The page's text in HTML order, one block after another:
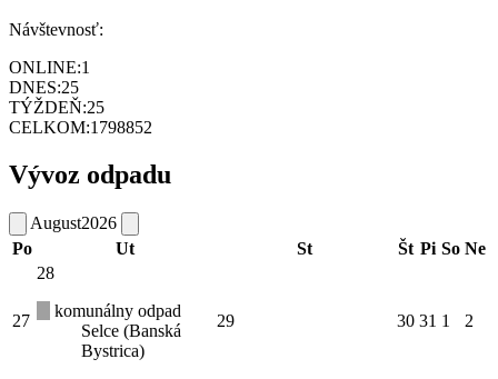
Návštevnosť:
ONLINE:1
DNES:25
TÝŽDEŇ:25
CELKOM:1798852
Vývoz odpadu
August2026
Po
Ut St Št Pi So Ne
27
28
komunálny odpad
Selce (Banská
Bystrica)
29 30 31 1 2